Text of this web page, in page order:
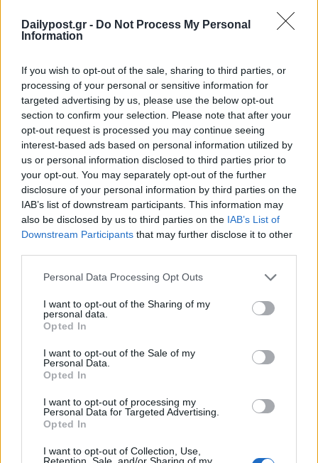
Dailypost.gr - Do Not Process My Personal
Information
If you wish to opt-out of the sale, sharing to third parties, or
processing of your personal or sensitive information for
targeted advertising by us, please use the below opt-out
section to confirm your selection. Please note that after your
opt-out request is processed you may continue seeing
interest-based ads based on personal information utilized by
us or personal information disclosed to third parties prior to
your opt-out. You may separately opt-out of the further
disclosure of your personal information by third parties on the
IAB’s list of downstream participants. This information may
also be disclosed by us to third parties on the IAB’s List of
Downstream Participants that may further disclose it to other
Personal Data Processing Opt Outs
I want to opt-out of the Sharing of my
personal data.
Opted In
I want to opt-out of the Sale of my
Personal Data.
Opted In
I want to opt-out of processing my
Personal Data for Targeted Advertising.
Opted In
I want to opt-out of Collection, Use,
Retention, Sale, and/or Sharing of my
διώξεων σε βάρος του πρώην συμβούλου για την
Άντονι Φάουτσι
ΕΛΑΣ: «Βιομηχανία κοροϊδίας από τον
7 χρόνια μετά, ξαναπαρουσιάζει τις ίδιες
υποσχέσεις»
06/08/2026
Τραμπ: «Ήμασταν έτοιμοι για τη μεγαλύτερη
από τον Β’ Παγκόσμιο Πόλεμο – Το Ιράν μας
παρακάλεσε για συνομιλίες»
06/08/2026
«Πυρά» κατά των ΜΜΕ από την «Ελπίδα για τη
Δημοκρατία»: «Όλοι όμως ασχολούνται με την
Ινστιτούτο Ν.Πουλαντζάς: Αλλαγές μετά την
παραίτηση Ρεπούση από τον ΣΥΡΙΖΑ- Νέος
ο Χριστόφορος Βερναρδάκης, διευθυντής ο
Παναγιώτης Κορμάς
Χατζηδάκης: «Στον κάλαθο των αχρήστων οι
διασύνδεσης Ελλάδας-Κύπρου»
06/08/2026
βιομηχανία – Στόχος ένα νέο αναπτυξιακό άλμα»